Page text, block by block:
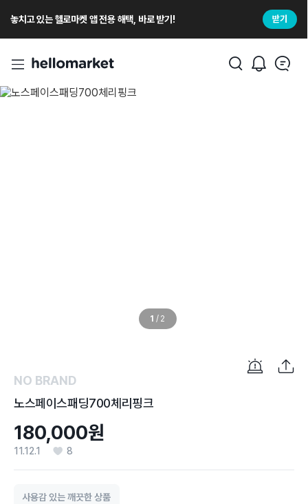
놓치고 있는 헬로마켓 앱 전용 해택, 바로 받기! 받기
1 / 2
NO BRAND
노스페이스패딩700체리핑크
180,000원
11.12.1 8
사용감 있는 깨끗한 상품